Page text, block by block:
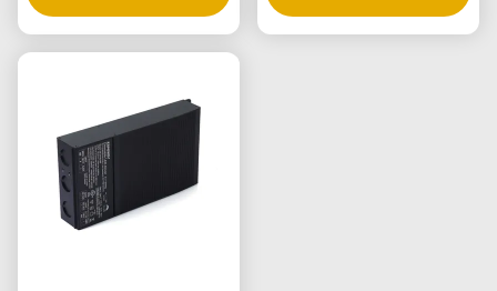
dụng chiếu sáng trong